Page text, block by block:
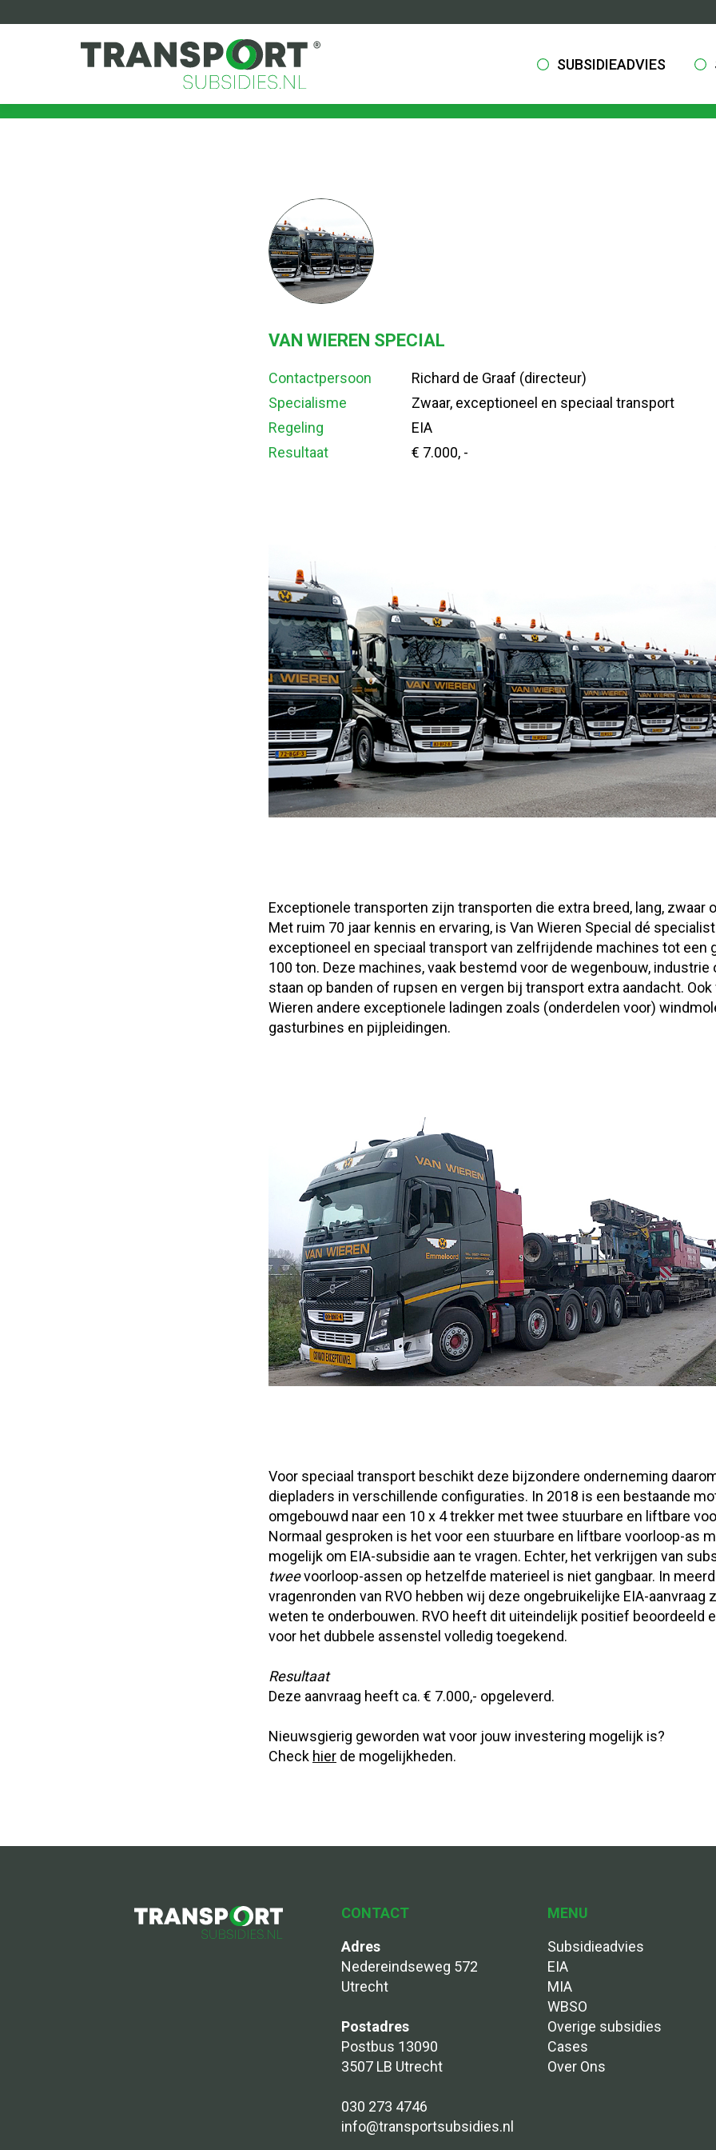
SUBSIDIEADVIES
WAAROM
HOE WERKT HET
DE SUBSIDIES
OVER
ONS BLOG
VAN WIEREN SPECIAL
Contactpersoon
Specialisme
Regeling
Resultaat
Richard de Graaf (directeur)
Zwaar, exceptioneel en speciaal transport
EIA
€ 7.000, -
Exceptionele transporten zijn transporten die extra breed, lang, zwaar
Met ruim 70 jaar kennis en ervaring, is Van Wieren Special dé
exceptioneel en speciaal transport van zelfrijdende machines tot een
100 ton. Deze machines, vaak bestemd voor de wegenbouw, industrie
staan op banden of rupsen en vergen bij transport extra aandacht.
Wieren andere exceptionele ladingen zoals (onderdelen voor)
gasturbines en pijpleidingen.
Voor speciaal transport beschikt deze bijzondere onderneming
diepladers in verschillende configuraties. In 2018 is een bestaande
omgebouwd naar een 10 x 4 trekker met twee stuurbare en liftbare
Normaal gesproken is het voor een stuurbare en liftbare voorloop-as
mogelijk om EIA-subsidie aan te vragen. Echter, het verkrijgen van
tweevoorloop-assen op hetzelfde materieel is niet gangbaar. In
vragenronden van RVO hebben wij deze ongebruikelijke EIA-aanvraag
weten te onderbouwen. RVO heeft dit uiteindelijk positief beoordeeld
voor het dubbele assenstel volledig toegekend.
Resultaat
Deze aanvraag heeft ca. € 7.000,- opgeleverd.
Nieuwsgierig geworden wat voor jouw investering mogelijk is?
Check hier de mogelijkheden.
CONTACT
Adres
Nedereindseweg 572
Utrecht
Postadres
Postbus 13090
3507 LB Utrecht
030 273 4746
info@transportsubsidies.nl
MENU
Subsidieadvies
EIA
MIA
WBSO
Overige subsidies
Cases
Over Ons